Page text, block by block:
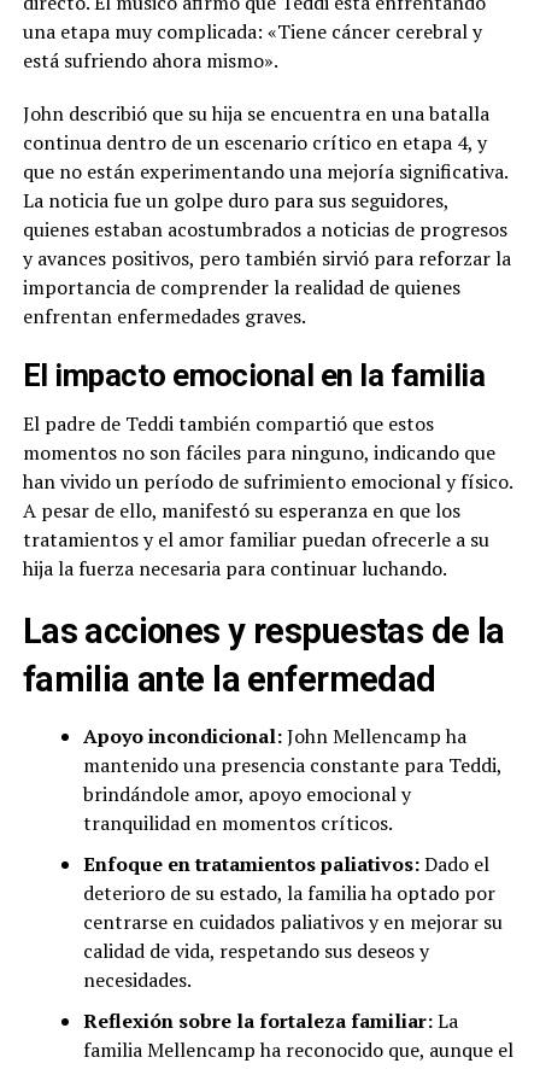
una etapa muy complicada: «Tiene cáncer cerebral y
está sufriendo ahora mismo».
John describió que su hija se encuentra en una batalla
continua dentro de un escenario crítico en etapa 4, y
que no están experimentando una mejoría significativa.
La noticia fue un golpe duro para sus seguidores,
quienes estaban acostumbrados a noticias de progresos
y avances positivos, pero también sirvió para reforzar la
importancia de comprender la realidad de quienes
enfrentan enfermedades graves.
El impacto emocional en la familia
El padre de Teddi también compartió que estos
momentos no son fáciles para ninguno, indicando que
han vivido un período de sufrimiento emocional y físico.
A pesar de ello, manifestó su esperanza en que los
tratamientos y el amor familiar puedan ofrecerle a su
hija la fuerza necesaria para continuar luchando.
Las acciones y respuestas de la
familia ante la enfermedad
Apoyo incondicional:John Mellencamp ha
mantenido una presencia constante para Teddi,
brindándole amor, apoyo emocional y
tranquilidad en momentos críticos.
Enfoque en tratamientos paliativos:Dado el
deterioro de su estado, la familia ha optado por
centrarse en cuidados paliativos y en mejorar su
calidad de vida, respetando sus deseos y
necesidades.
Reflexión sobre la fortaleza familiar:La
familia Mellencamp ha reconocido que, aunque el